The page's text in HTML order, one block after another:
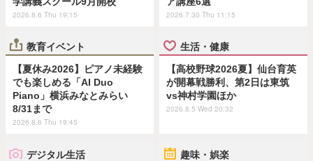
2026.8.6 Thu 19:15 2026.7.30 Thu 11:15
教育イベント
【夏休み2026】ピアノ未経験
でも楽しめる「AI Duo
Piano」横浜みなとみらい
8/31まで
2026.8.6 Thu 19:45
生活・健康
【高校野球2026夏】仙台育英
が開幕戦勝利、第2日は東筑
vs神村学園ほか
2026.8.5 Wed 20:32
デジタル生活 趣味・娯楽